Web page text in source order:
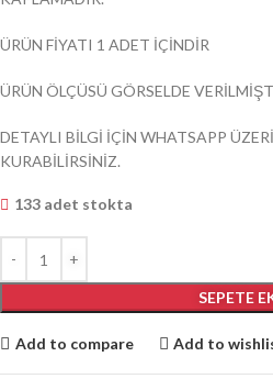
ÜRÜN FİYATI 1 ADET İÇİNDİR
ÜRÜN ÖLÇÜSÜ GÖRSELDE
DETAYLI BİLGİ İÇİN WHATSAPP
KURABİLİRSİNİZ.
133 adet stokta
SEPETE
Add to compare Add to